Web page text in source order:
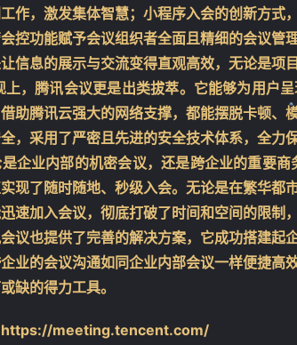
作，激发集体智慧；小程序入会的创新方
控功能赋予会议组织者全面且精细的会议
信息的展示与交流变得直观高效，无论是
上，腾讯会议更是出类拔萃。它能够为用户
助腾讯云强大的网络支撑，都能摆脱卡顿、
，采用了严密且先进的安全技术体系，全
企业内部的机密会议，还是跨企业的重要
现了随时随地、秒级入会。无论是在繁华
速加入会议，彻底打破了时间和空间的限
议也提供了完善的解决方案，它成功搭建
业的会议沟通如同企业内部会议一样便捷
缺的得力工具。
https://meeting.tencent.com/